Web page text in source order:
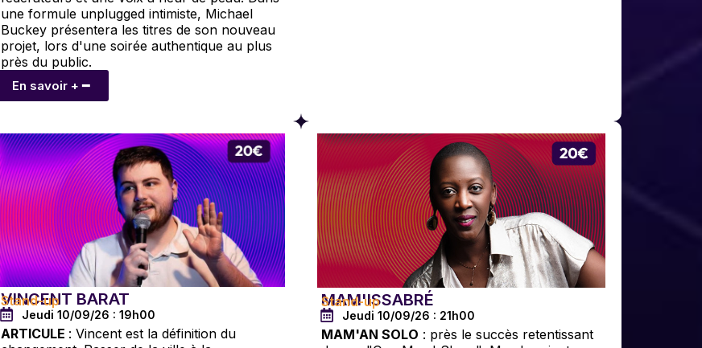
une formule unplugged intimiste, Michael
Buckey présentera les titres de son nouveau
projet, lors d'une soirée authentique au plus
près du public.
En savoir + ━
VINCENT BARAT
Stand-up
Jeudi 10/09/26 : 19h00
ARTICULE : Vincent est la définition du
MAM'ISSABRÉ
Stand-up
Jeudi 10/09/26 : 21h00
MAM'AN SOLO : près le succès retentissant